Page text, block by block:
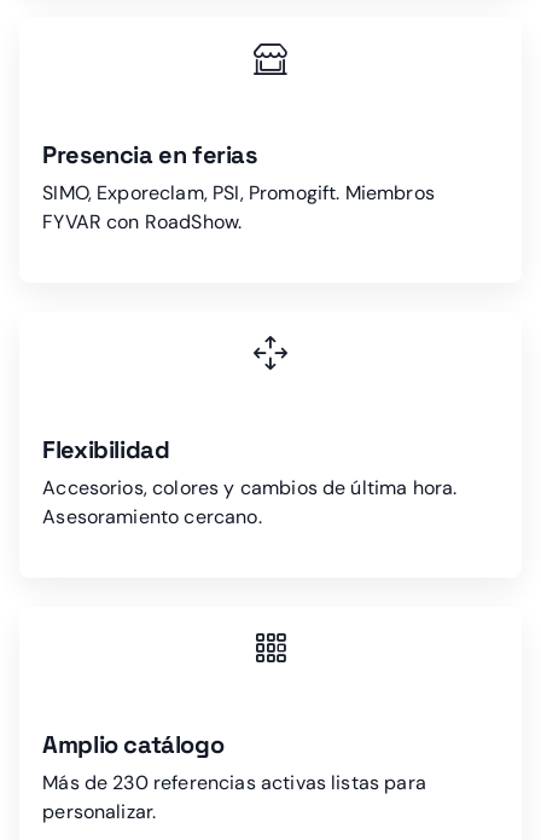
Presencia en ferias
SIMO, Exporeclam, PSI, Promogift. Miembros
FYVAR con RoadShow.
Flexibilidad
Accesorios, colores y cambios de última hora.
Asesoramiento cercano.
Amplio catálogo
Más de 230 referencias activas listas para
personalizar.